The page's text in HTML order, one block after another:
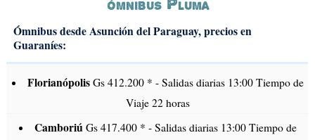
Ómnibus desde Asunción del Paraguay, precios en
Guaraníes:
Florianópolis Gs 412.200 * - Salidas diarias 13:00 Tiempo de
Viaje 22 horas
Camboriú Gs 417.400 * - Salidas diarias 13:00 Tiempo de